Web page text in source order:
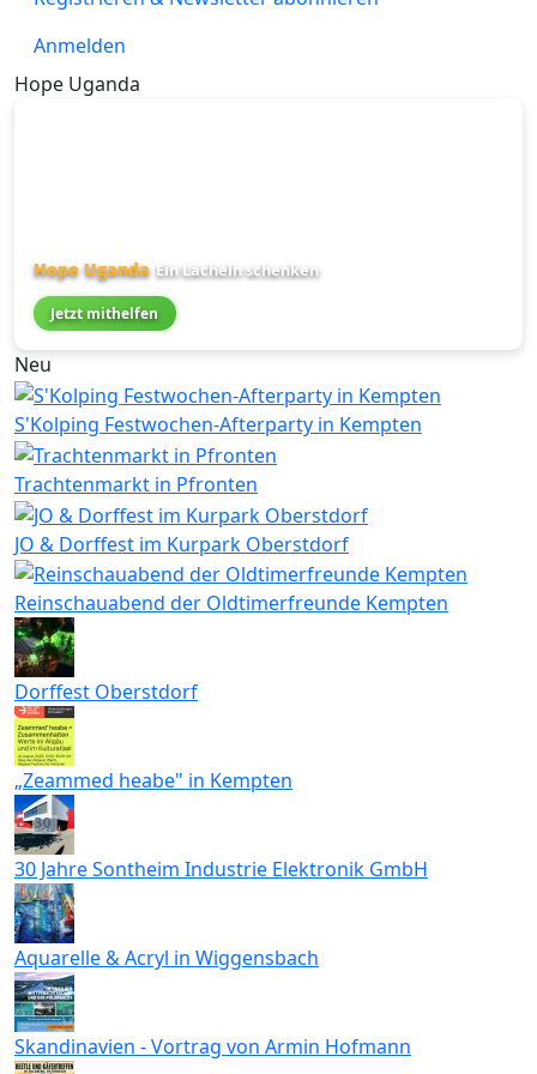
Anmelden
Hope Uganda
Hope Uganda Ein Lächeln schenken
Jetzt mithelfen
Neu
S'Kolping Festwochen-Afterparty in Kempten
Trachtenmarkt in Pfronten
JO & Dorffest im Kurpark Oberstdorf
Reinschauabend der Oldtimerfreunde Kempten
Dorffest Oberstdorf
„Zeammed heabe" in Kempten
30 Jahre Sontheim Industrie Elektronik GmbH
Aquarelle & Acryl in Wiggensbach
Skandinavien - Vortrag von Armin Hofmann